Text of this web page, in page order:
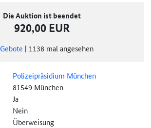
Die Auktion ist beendet
920,00 EUR
Gebote | 1138 mal angesehen
Polizeipräsidium München
81549 München
Ja
Nein
Überweisung